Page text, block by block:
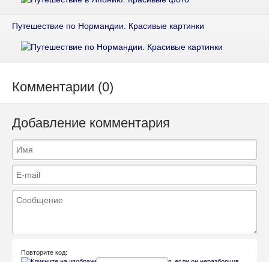
Путешествие по Нормандии. Красивые картинки
Комментарии (0)
Добавление комментария
Повторите код: